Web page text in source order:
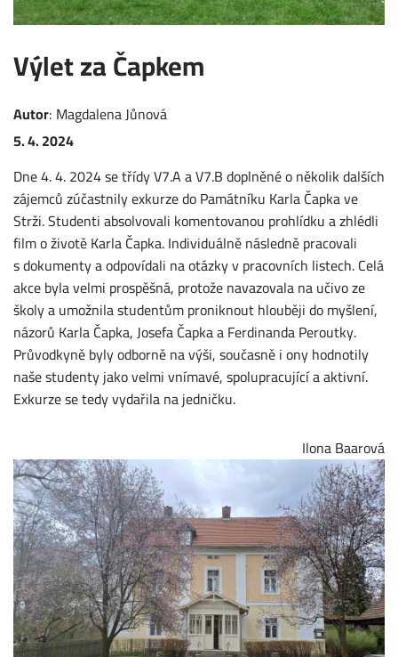
Výlet za Čapkem
Autor: MagdalenaJůnová
5. 4. 2024
Dne 4. 4. 2024 se třídy V7.A a V7.B doplněné o několik dalších
zájemců zúčastnily exkurze do Památníku Karla Čapka ve
Strži. Studenti absolvovali komentovanou prohlídku a zhlédli
film o životě Karla Čapka. Individuálně následně pracovali
s dokumenty a odpovídali na otázky v pracovních listech. Celá
akce byla velmi prospěšná, protože navazovala na učivo ze
školy a umožnila studentům proniknout hlouběji do myšlení,
názorů Karla Čapka, Josefa Čapka a Ferdinanda Peroutky.
Průvodkyně byly odborně na výši, současně i ony hodnotily
naše studenty jako velmi vnímavé, spolupracující a aktivní.
Exkurze se tedy vydařila na jedničku.
Ilona Baarová